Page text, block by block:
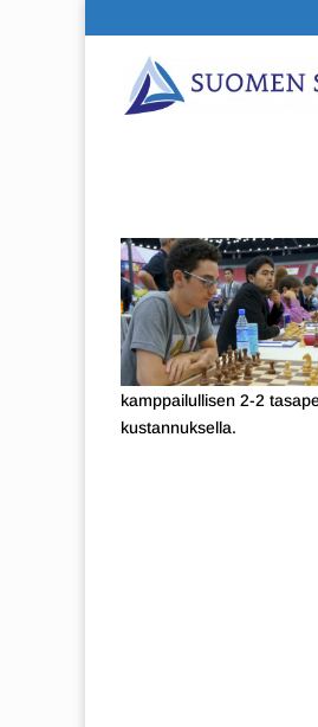
kamppailullisen 2-2
kustannuksella.